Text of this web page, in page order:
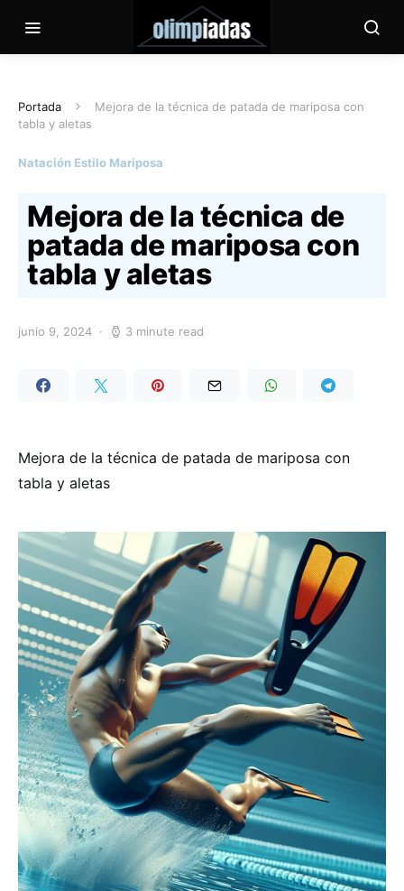
Portada
Mejora de la técnica de patada de mariposa con
tabla y aletas
Natación Estilo Mariposa
Mejora de la técnica de
patada de mariposa con
tabla y aletas
junio 9, 2024 3 minute read
Mejora de la técnica de patada de mariposa con
tabla y aletas